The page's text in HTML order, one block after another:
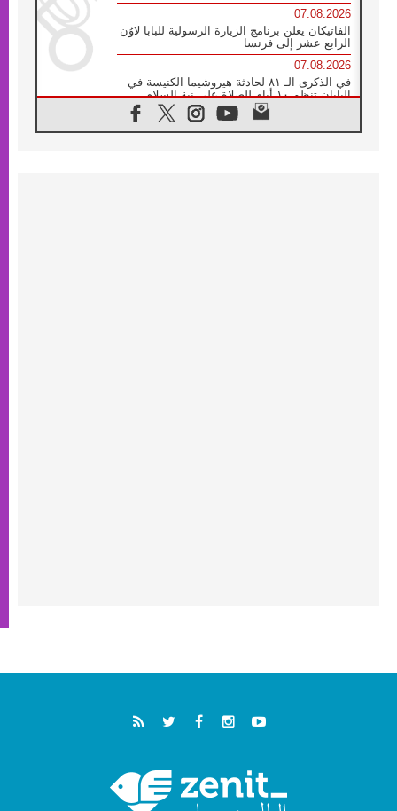
07.08.2026
الفاتيكان يعلن برنامج الزيارة الرسولية للبابا لاوُن
الرابع عشر إلى فرنسا
07.08.2026
في الذكرى الـ ٨١ لحادثة هيروشيما الكنيسة في
اليابان تنظم ١٠ أيام للصلاة على نية السلام
الكنيسة في الأوروغواي: زيارة البابا ستعزز